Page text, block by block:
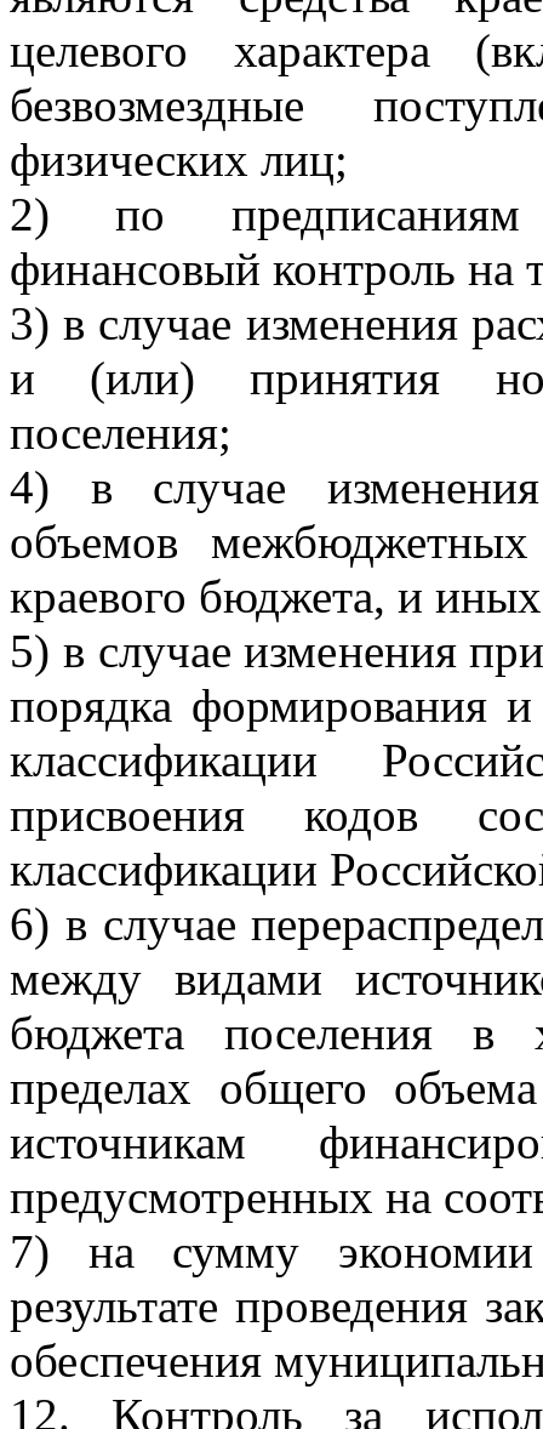
целевого характера
безвозмездные
физических лиц;
2) по предписаниям
финансовый контроль на
3) в случае изменения
и (или) принятия
поселения;
4) в случае
объемов
краевого бюджета, и
5) в случае изменения
порядка формирования
классификации
присвоения кодов
классификации
6) в случае
между видами
бюджета поселения в
пределах общего
источникам
предусмотренных на
7) на сумму экономии
результате проведения
обеспечения
12. Контроль за